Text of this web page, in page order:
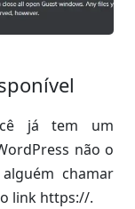
já tem um
não o
chamar
link https://.